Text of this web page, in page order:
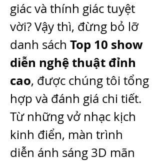
giác và thính giác tuyệt
vời? Vậy thì, đừng bỏ lỡ
danh sách Top 10 show
diễn nghệ thuật đỉnh
cao, được chúng tôi tổng
hợp và đánh giá chi tiết.
Từ những vở nhạc kịch
kinh điển, màn trình
diễn ánh sáng 3D mãn